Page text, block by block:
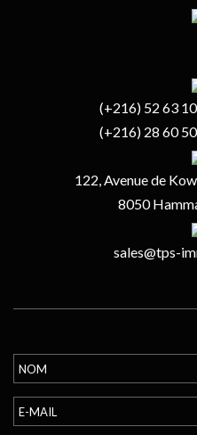
(+216) 52 63
(+216) 28 60
122, Avenue de
8050
sales@tps-